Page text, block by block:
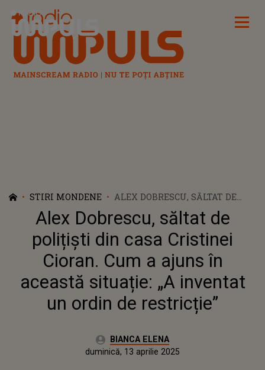
Radio Impuls
STIRI MONDENE
ALEX DOBRESCU, SĂLTAT DE
POLIȚIȘTI DIN CASA CRISTINEI
CIORAN. CUM A AJUNS ÎN
ACEASTĂ SITUAȚIE: „A
INVENTAT UN ORDIN DE
RESTRICȚIE”
Alex Dobrescu, săltat de
polițiști din casa Cristinei
Cioran. Cum a ajuns în
această situație: „A inventat
un ordin de restricție”
Autor:BIANCA ELENA
sâmbătă, 13 aprilie 2024Actualizat:
duminică, 13 aprilie 2025